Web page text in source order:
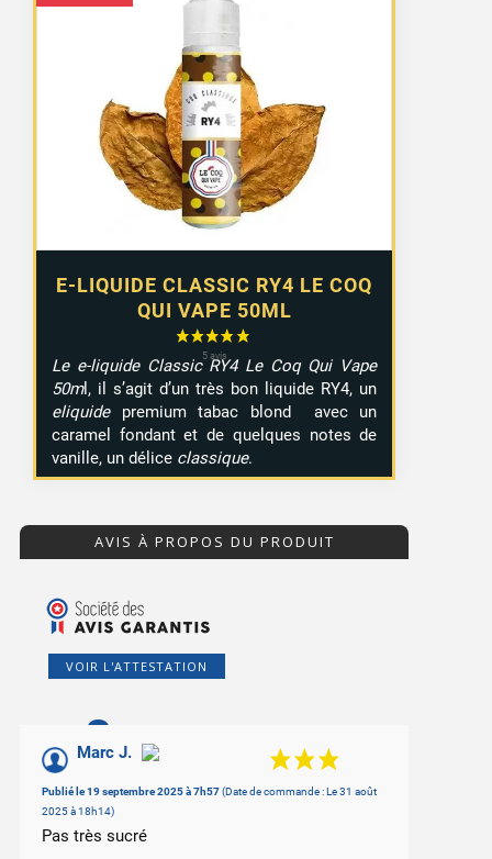
E-LIQUIDE CLASSIC RY4 LE COQ
QUI VAPE 50ML
Le e-liquide Classic RY4 Le Coq Qui Vape
50ml, il s’agit d’un très bon liquide RY4, un
eliquidepremium tabac blond avec un
caramel fondant et de quelques notes de
vanille, un délice classique.
AVIS À PROPOS DU PRODUIT
VOIR L'ATTESTATION
8/10
Basé sur 2 avis
Marc J.
Publié le 19 septembre 2025 à 7h57(Date de commande : Le 31 août
2025 à 18h14)
Pas très sucré